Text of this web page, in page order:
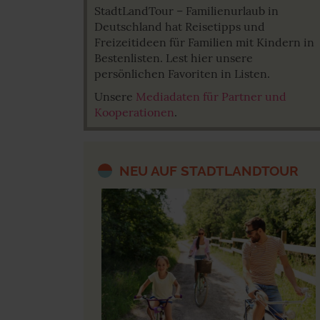
auch nachträglich jederzeit
»Cookies«, »Marketing«
Datenschutzerklärung
StadtLandTour – Familienurlaub in
Deutschland hat Reisetipps und
Freizeitideen für Familien mit Kindern in
Bestenlisten. Lest hier unsere
persönlichen Favoriten in Listen.
Unsere Mediadaten für Partner und
Kooperationen.
NEU AUF STADTLANDTOUR